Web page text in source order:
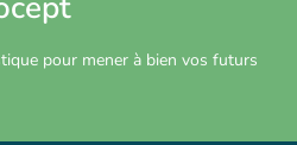
pour mener à bien vos futurs